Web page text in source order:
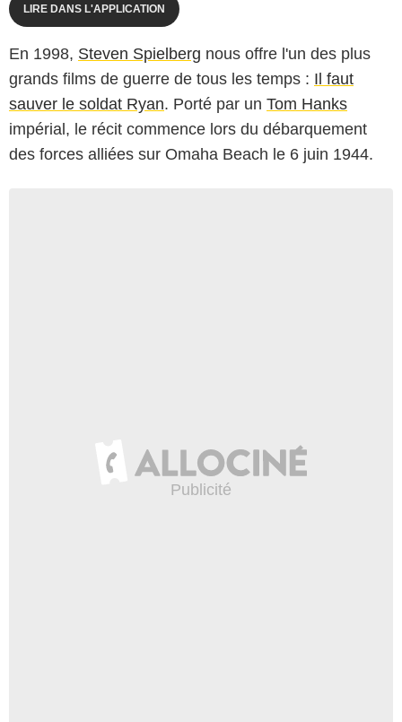
LIRE DANS L'APPLICATION
En 1998, Steven Spielberg nous offre l'un des plus
grands films de guerre de tous les temps : Il faut
sauver le soldat Ryan. Porté par un Tom Hanks
impérial, le récit commence lors du débarquement
des forces alliées sur Omaha Beach le 6 juin 1944.